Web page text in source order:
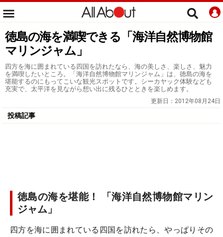
徳島の海を満喫できる「海洋自然博物館
マリンジャム」
四方を海に囲まれている四国を訪れたなら、海の美しさ、楽しさ、魅力
を満喫したいところ。「海洋自然博物館マリンジャム」は、徳島の海を
堪能するのにもってこいな観光スポットです。シーカヤック体験なども
充実で、太平洋を見ながら想い出に残るひとときを楽しめます。
更新日： 2012年08月24日
投稿記事
徳島の海を堪能！ 「海洋自然博物館マリン
ジャム」
四方を海に囲まれている四国を訪れたら、やっぱりその